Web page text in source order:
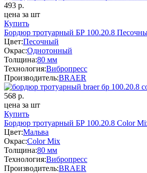
493 р.
цена за шт
Купить
Бордюр тротуарный БР 100.20.8
Цвет:Песочный
Окрас:Однотонный
Толщина:80 мм
Технология:Вибропресс
Производитель:BRAER
568 р.
цена за шт
Купить
Бордюр тротуарный БР 100.20.8 Color
Цвет:Мальва
Окрас:Color Mix
Толщина:80 мм
Технология:Вибропресс
Производитель:BRAER